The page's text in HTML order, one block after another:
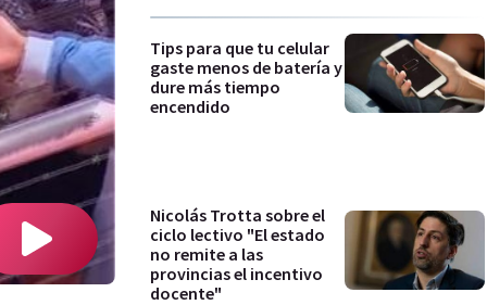
Tips para que tu celular
gaste menos de batería y
dure más tiempo
encendido
Nicolás Trotta sobre el
ciclo lectivo "El estado
no remite a las
provincias el incentivo
docente"